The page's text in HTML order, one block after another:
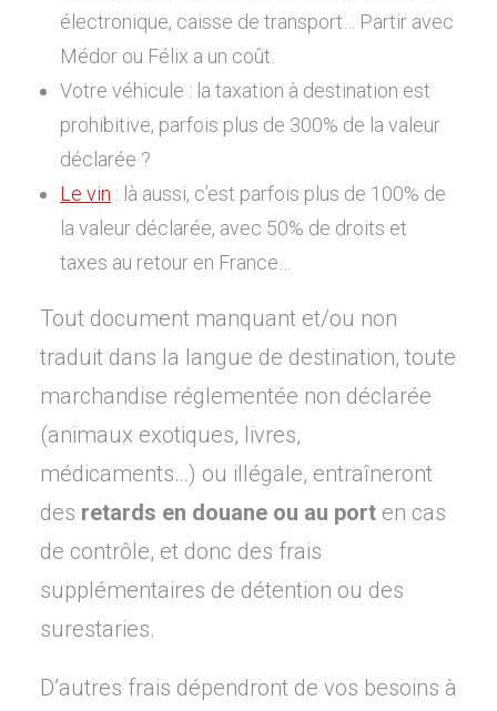
électronique, caisse de transport… Partir avec
Médor ou Félix a un coût.
Votre véhicule : la taxation à destination est
prohibitive, parfois plus de 300% de la valeur
déclarée ?
Le vin : là aussi, c’est parfois plus de 100% de
la valeur déclarée, avec 50% de droits et
taxes au retour en France…
Tout document manquant et/ou non
traduit dans la langue de destination, toute
marchandise réglementée non déclarée
(animaux exotiques, livres,
médicaments…) ou illégale, entraîneront
des retards en douane ou au port en cas
de contrôle, et donc des frais
supplémentaires de détention ou des
surestaries.
D’autres frais dépendront de vos besoins à